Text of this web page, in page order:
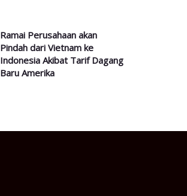
Ramai Perusahaan akan
Pindah dari Vietnam ke
Indonesia Akibat Tarif Dagang
Baru Amerika